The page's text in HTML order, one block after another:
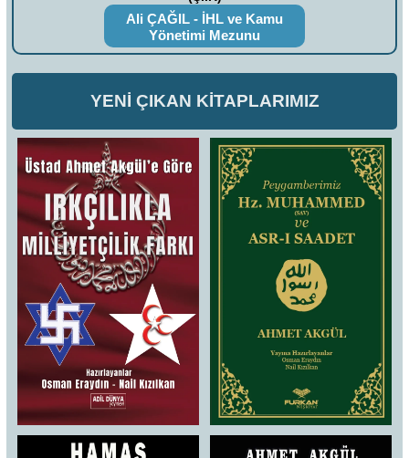
Ali ÇAĞIL - İHL ve Kamu
Yönetimi Mezunu
YENİ ÇIKAN KİTAPLARIMIZ